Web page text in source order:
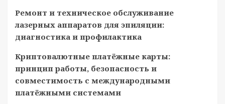
Ремонт и техническое обслуживание
лазерных аппаратов для эпиляции:
диагностика и профилактика
Криптовалютные платёжные карты:
принцип работы, безопасность и
совместимость с международными
платёжными системами